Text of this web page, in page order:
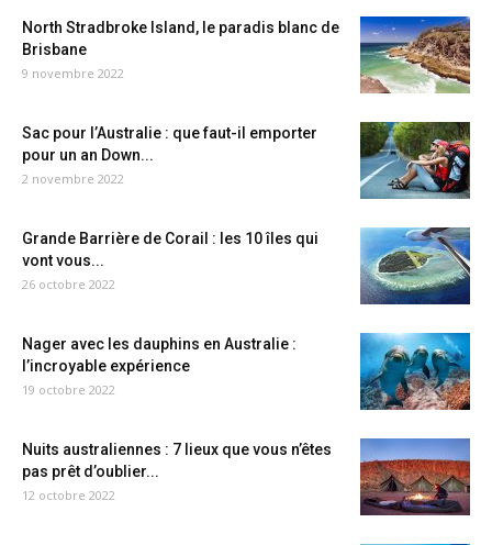
North Stradbroke Island, le paradis blanc de
Brisbane
9 novembre 2022
Sac pour l’Australie : que faut-il emporter
pour un an Down...
2 novembre 2022
Grande Barrière de Corail : les 10 îles qui
vont vous...
26 octobre 2022
Nager avec les dauphins en Australie :
l’incroyable expérience
19 octobre 2022
Nuits australiennes : 7 lieux que vous n’êtes
pas prêt d’oublier...
12 octobre 2022